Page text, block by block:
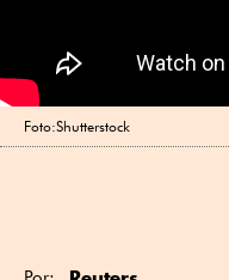
Foto:Shutterstock